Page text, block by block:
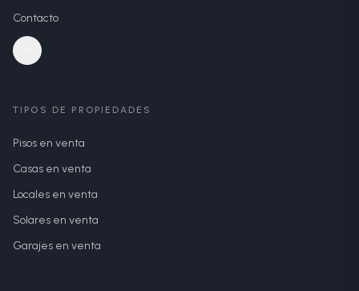
Contacto
TIPOS DE PROPIEDADES
Pisos en venta
Casas en venta
Locales en venta
Solares en venta
Garajes en venta